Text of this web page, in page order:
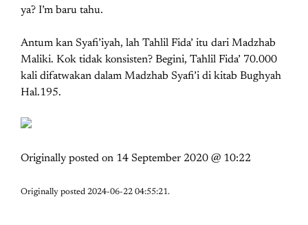
ya? I’m baru tahu.
Antum kan Syafi’iyah, lah Tahlil Fida’ itu dari Madzhab
Maliki. Kok tidak konsisten? Begini, Tahlil Fida’ 70.000
kali difatwakan dalam Madzhab Syafi’i di kitab Bughyah
Hal.195.
Originally posted on 14 September 2020 @ 10:22
Originally posted 2024-06-22 04:55:21.